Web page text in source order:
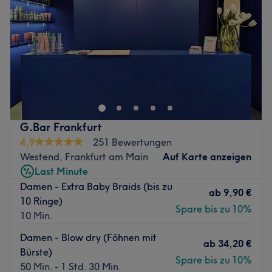
Samstag
17:00
Sonntag
Geschlossen
Rubin Beauty – Kosmetik & Massage in Frankfurt am
erwartet dich professionelle Kosmetik und entspannende
Massagen auf höchstem Niveau. Unser Fokus liegt auf
effektiven Gesichtsbehandlungen, moderner apparativer
Kosmetik und wohltuenden Massagen, die Körper und
Haut sichtbar verändern.
Ob Tiefenreinigung, RF-Microneedling, Sauerstoff-
Mesotherapie oder Anti-Cellulite-Massage – wir arbeiten
mit hochwertigen Produkten und modernen Techniken für
nachhaltige Ergebnisse.
Unser erfahrenes Team legt großen Wert auf individuelle
Beratung, Präzision und eine angenehme, ruhige
G.Bar Frankfurt
4,9
251 Bewertungen
Westend, Frankfurt am Main
Auf Karte anzeigen
Last Minute
Damen - Extra Baby Braids (bis zu
10 Ringe)
10 Min.
ab 9,90 €
Spare bis zu 10%
Damen - Blow dry (Föhnen mit
Bürste)
50 Min. - 1 Std. 30 Min.
ab 34,20 €
Spare bis zu 10%